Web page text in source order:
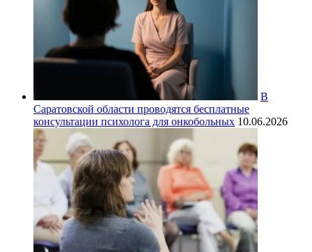
В
Саратовской области проводятся бесплатные
консультации психолога для онкобольных 10.06.2026